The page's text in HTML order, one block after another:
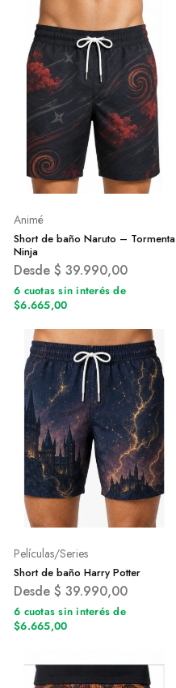
Animé
Short de baño Naruto – Tormenta
Ninja
Desde $ 39.990,00
6 cuotas sin interés de
$6.665,00
Películas/Series
Short de baño Harry Potter
Desde $ 39.990,00
6 cuotas sin interés de
$6.665,00